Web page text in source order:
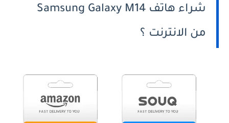
شراء هاتف Samsung Galaxy M14
من الانترنت ؟